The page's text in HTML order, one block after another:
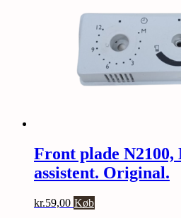
Front plade
assistent. Original.
kr.59,00 Køb